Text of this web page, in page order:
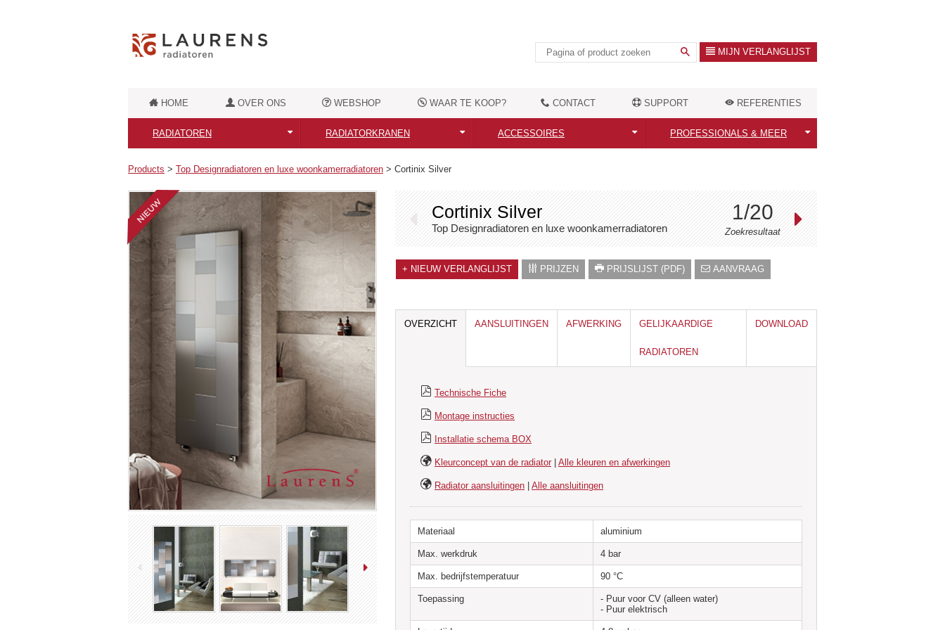
MIJN VERLANGLIJST
HOME OVER ONS WEBSHOP WAAR TE KOOP? CONTACT SUPPORT REFERENTIES
RADIATOREN
Alle Laurens Radiatoren
Puur Elektrische radiatoren
Badkamerradiatoren
Retro badkamerradiatoren
Luxe badkamerradiatoren
Designradiatoren
TOP Designradiatoren
Gietijzeren radiatoren
Industriële Spiraalradiatoren
Ledenradiatoren
RADIATORKRANEN
Alle radiatorkranen
Moderne radiatorkranen
Nostalgische radiatorkranen
Aansluittoebehoren
ACCESSOIRES
Elektrische verwarmingselementen
Handdoekbeugels
PROFESSIONALS & MEER
Warmtebehoefte berekenen
Outlet Store
Products > Top Designradiatoren en luxe woonkamerradiatoren > Cortinix Silver
1/20
Zoekresultaat
Cortinix Silver
Top Designradiatoren en luxe woonkamerradiatoren
+ NIEUW VERLANGLIJST PRIJZEN PRIJSLIJST (PDF) AANVRAAG
OVERZICHT AANSLUITINGEN AFWERKING GELIJKAARDIGE
RADIATOREN
DOWNLOAD
Technische Fiche
Montage instructies
Installatie schema BOX
Kleurconcept van de radiator Alle kleuren en afwerkingen
Radiator aansluitingen Alle aansluitingen
Materiaal aluminium
Max. werkdruk 4 bar
Max. bedrijfstemperatuur 90 °C
Toepassing
- Puur voor CV (alleen water)
- Puur elektrisch